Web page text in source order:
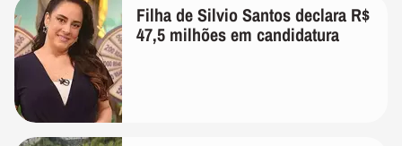
Filha de Silvio Santos declara R$
47,5 milhões em candidatura